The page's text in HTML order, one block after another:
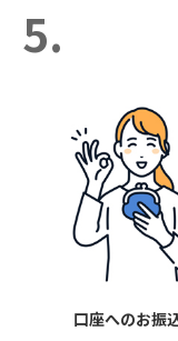
5.
口座へのお振